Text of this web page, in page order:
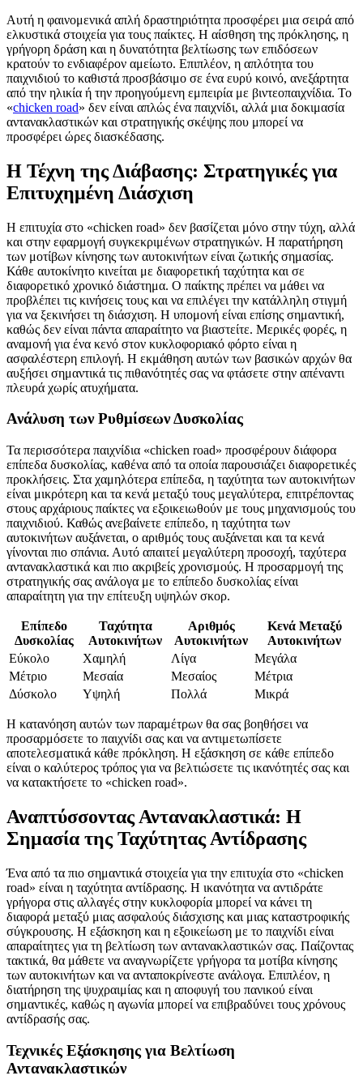
Αυτή η φαινομενικά απλή δραστηριότητα προσφέρει μια σειρά από
ελκυστικά στοιχεία για τους παίκτες. Η αίσθηση της πρόκλησης, η
γρήγορη δράση και η δυνατότητα βελτίωσης των επιδόσεων
κρατούν το ενδιαφέρον αμείωτο. Επιπλέον, η απλότητα του
παιχνιδιού το καθιστά προσβάσιμο σε ένα ευρύ κοινό, ανεξάρτητα
από την ηλικία ή την προηγούμενη εμπειρία με βιντεοπαιχνίδια. Το
«chicken road» δεν είναι απλώς ένα παιχνίδι, αλλά μια δοκιμασία
αντανακλαστικών και στρατηγικής σκέψης που μπορεί να
προσφέρει ώρες διασκέδασης.
Η Τέχνη της Διάβασης: Στρατηγικές για
Επιτυχημένη Διάσχιση
Η επιτυχία στο «chicken road» δεν βασίζεται μόνο στην τύχη, αλλά
και στην εφαρμογή συγκεκριμένων στρατηγικών. Η παρατήρηση
των μοτίβων κίνησης των αυτοκινήτων είναι ζωτικής σημασίας.
Κάθε αυτοκίνητο κινείται με διαφορετική ταχύτητα και σε
διαφορετικό χρονικό διάστημα. Ο παίκτης πρέπει να μάθει να
προβλέπει τις κινήσεις τους και να επιλέγει την κατάλληλη στιγμή
για να ξεκινήσει τη διάσχιση. Η υπομονή είναι επίσης σημαντική,
καθώς δεν είναι πάντα απαραίτητο να βιαστείτε. Μερικές φορές, η
αναμονή για ένα κενό στον κυκλοφοριακό φόρτο είναι η
ασφαλέστερη επιλογή. Η εκμάθηση αυτών των βασικών αρχών θα
αυξήσει σημαντικά τις πιθανότητές σας να φτάσετε στην απέναντι
πλευρά χωρίς ατυχήματα.
Ανάλυση των Ρυθμίσεων Δυσκολίας
Τα περισσότερα παιχνίδια «chicken road» προσφέρουν διάφορα
επίπεδα δυσκολίας, καθένα από τα οποία παρουσιάζει διαφορετικές
προκλήσεις. Στα χαμηλότερα επίπεδα, η ταχύτητα των αυτοκινήτων
είναι μικρότερη και τα κενά μεταξύ τους μεγαλύτερα, επιτρέποντας
στους αρχάριους παίκτες να εξοικειωθούν με τους μηχανισμούς του
παιχνιδιού. Καθώς ανεβαίνετε επίπεδο, η ταχύτητα των
αυτοκινήτων αυξάνεται, ο αριθμός τους αυξάνεται και τα κενά
γίνονται πιο σπάνια. Αυτό απαιτεί μεγαλύτερη προσοχή, ταχύτερα
αντανακλαστικά και πιο ακριβείς χρονισμούς. Η προσαρμογή της
στρατηγικής σας ανάλογα με το επίπεδο δυσκολίας είναι
απαραίτητη για την επίτευξη υψηλών σκορ.
Επίπεδο
Δυσκολίας
Ταχύτητα
Αυτοκινήτων
Αριθμός
Αυτοκινήτων
Κενά Μεταξύ
Αυτοκινήτων
Εύκολο
Χαμηλή Λίγα
Μεγάλα
Μέτριο
Μεσαία Μεσαίος
Μέτρια
Δύσκολο
Υψηλή Πολλά Μικρά
Η κατανόηση αυτών των παραμέτρων θα σας βοηθήσει να
προσαρμόσετε το παιχνίδι σας και να αντιμετωπίσετε
αποτελεσματικά κάθε πρόκληση. Η εξάσκηση σε κάθε επίπεδο
είναι ο καλύτερος τρόπος για να βελτιώσετε τις ικανότητές σας και
να κατακτήσετε το «chicken road».
Αναπτύσσοντας Αντανακλαστικά: Η
Σημασία της Ταχύτητας Αντίδρασης
Ένα από τα πιο σημαντικά στοιχεία για την επιτυχία στο «chicken
road» είναι η ταχύτητα αντίδρασης. Η ικανότητα να αντιδράτε
γρήγορα στις αλλαγές στην κυκλοφορία μπορεί να κάνει τη
διαφορά μεταξύ μιας ασφαλούς διάσχισης και μιας καταστροφικής
σύγκρουσης. Η εξάσκηση και η εξοικείωση με το παιχνίδι είναι
απαραίτητες για τη βελτίωση των αντανακλαστικών σας. Παίζοντας
τακτικά, θα μάθετε να αναγνωρίζετε γρήγορα τα μοτίβα κίνησης
των αυτοκινήτων και να ανταποκρίνεστε ανάλογα. Επιπλέον, η
διατήρηση της ψυχραιμίας και η αποφυγή του πανικού είναι
σημαντικές, καθώς η αγωνία μπορεί να επιβραδύνει τους χρόνους
αντίδρασής σας.
Τεχνικές Εξάσκησης για Βελτίωση
Αντανακλαστικών